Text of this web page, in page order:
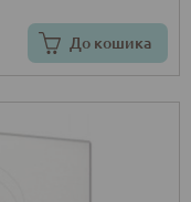
До кошика